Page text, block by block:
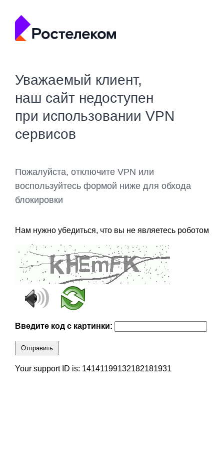
Уважаемый клиент,
наш сайт недоступен
при использовании VPN
сервисов
Пожалуйста, отключите VPN или
воспользуйтесь формой ниже для обхода
блокировки
Нам нужно убедиться, что вы не являетесь роботом
Введите код с картинки:
Отправить
Your support ID is: 14141199132182181931